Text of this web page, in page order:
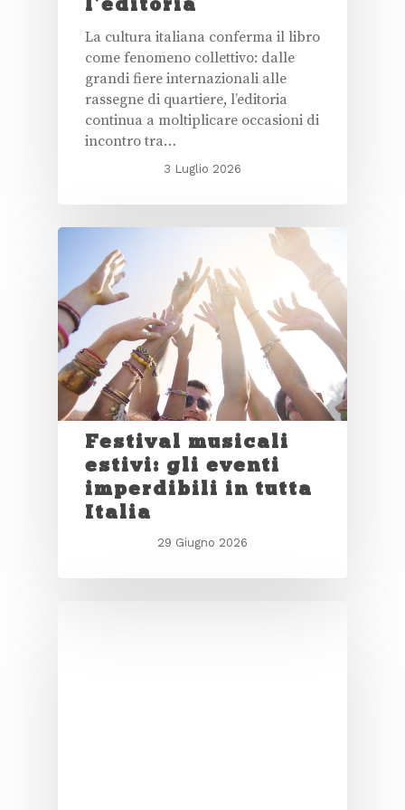
La cultura italiana conferma il libro
come fenomeno collettivo: dalle
grandi fiere internazionali alle
rassegne di quartiere, l’editoria
continua a moltiplicare occasioni di
incontro tra…
3 Luglio 2026
Festival musicali
estivi: gli eventi
imperdibili in tutta
Italia
29 Giugno 2026